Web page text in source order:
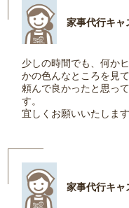
家事代行キャ
少しの時間でも、何か
かの色んなところを見
頼んで良かったと思っ
す。
宜しくお願いいたします
家事代行キャ